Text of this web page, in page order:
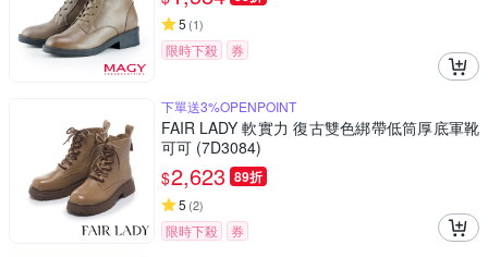
5 (1)
限時下殺 券
下單送3%OPENPOINT
FAIR LADY 軟實力 復古雙色綁帶低筒厚底軍靴
可可 (7D3084)
$2,623 89折
5 (2)
限時下殺
券